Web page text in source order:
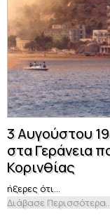
3 Αυγούστου
στα Γεράνεια
Κορινθίας
ήξερες ότι...
Διάβασε